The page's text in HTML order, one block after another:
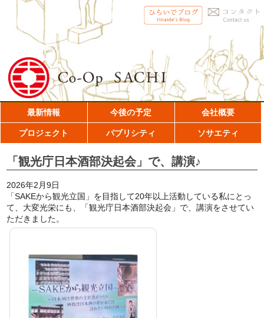
最新情報 今後の予定 会社概要
プロジェクト パブリシティ ソサエティ
「観光庁日本酒部決起会」で、講演♪
2026年2月9日
「SAKEから観光立国」を目指して20年以上活動している私にとっ
て、大変光栄にも、「観光庁日本酒部決起会」で、講演をさせてい
ただきました。